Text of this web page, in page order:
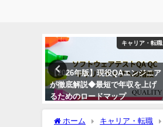
キャリア・転職
【2026年版】現役QAエンジニア
が徹底解説◆最短で年収を上げ
るためのロードマップ
ホーム キャリア・転職